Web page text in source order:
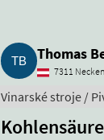
Thomas
7311
Vinarské stroje /